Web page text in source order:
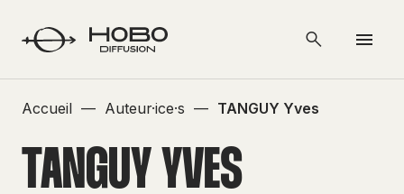
Accueil — Auteur·ice·s — TANGUY Yves
TANGUY YVES